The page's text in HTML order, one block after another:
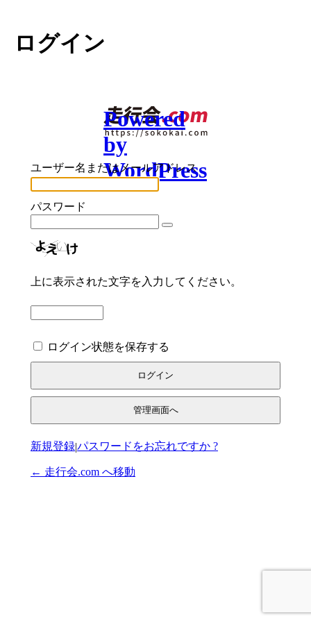
ログイン
Powered
by
WordPress
ユーザー名またはメールアドレス
パスワード
上に表示された文字を入力してください。
管理画面へ
ログイン状態を保存する
登録|パスワードをお忘れですか ?
← 走行会.com へ移動